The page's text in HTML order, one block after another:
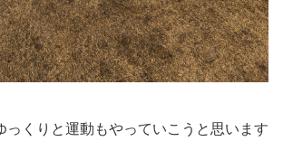
っくりと運動もやっていこうと思います